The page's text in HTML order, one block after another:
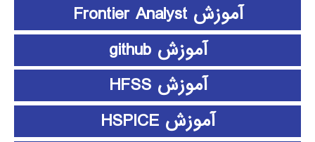
آموزش Frontier Analyst
آموزش github
آموزش HFSS
آموزش HSPICE